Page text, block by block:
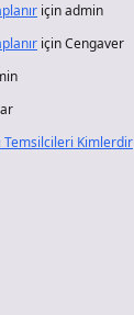
içinadmin
içinCengaver
Temsilcileri Kimlerdir